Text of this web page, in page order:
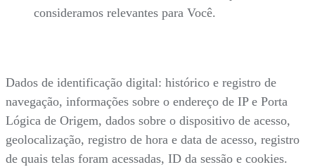
consideramos relevantes para Você.
Dados de identificação digital: histórico e registro de
navegação, informações sobre o endereço de IP e Porta
Lógica de Origem, dados sobre o dispositivo de acesso,
geolocalização, registro de hora e data de acesso, registro
de quais telas foram acessadas, ID da sessão e cookies.